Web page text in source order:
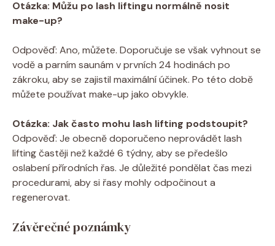
Otázka: Můžu po lash liftingu normálně⁣ nosit
make-up?
Odpověď: Ano, můžete.⁣ Doporučuje se však vyhnout se
‌vodě a parním saunám v prvních‌ 24 hodinách po
zákroku, aby ‌se ⁤zajistil maximální účinek. Po této ⁢době
můžete používat make-up jako obvykle.
Otázka: Jak ⁣často mohu lash‍ lifting podstoupit?
Odpověď: Je obecně doporučeno neprovádět lash
lifting častěji než každé 6 týdny, aby‌ se předešlo
‍oslabení⁢ přírodních řas. Je důležité ⁢pondělat čas mezi
⁣procedurami, aby ⁢si řasy mohly odpočinout a
regenerovat.
Závěrečné ​poznámky